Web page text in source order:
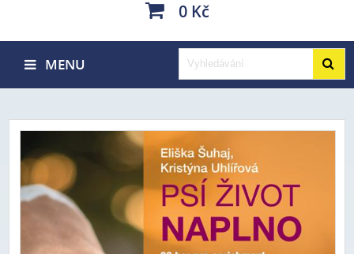
0 Kč
MENU